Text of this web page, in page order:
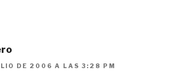
DE 2006 A LAS 3:28 PM